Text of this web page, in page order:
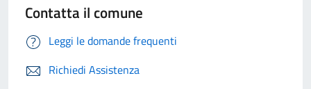
Contatta il comune
Leggi le domande frequenti
Richiedi Assistenza